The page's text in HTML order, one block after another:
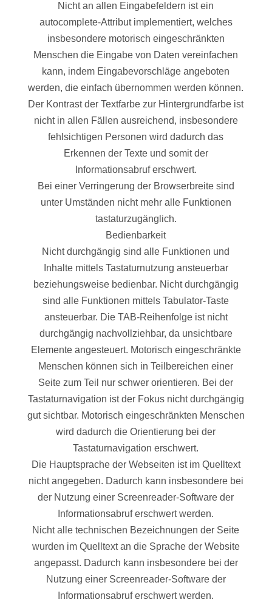
Nicht an allen Eingabefeldern ist ein
autocomplete-Attribut implementiert, welches
insbesondere motorisch eingeschränkten
Menschen die Eingabe von Daten vereinfachen
kann, indem Eingabevorschläge angeboten
werden, die einfach übernommen werden können.
Der Kontrast der Textfarbe zur Hintergrundfarbe ist
nicht in allen Fällen ausreichend, insbesondere
fehlsichtigen Personen wird dadurch das
Erkennen der Texte und somit der
Informationsabruf erschwert.
Bei einer Verringerung der Browserbreite sind
unter Umständen nicht mehr alle Funktionen
tastaturzugänglich.
Bedienbarkeit
Nicht durchgängig sind alle Funktionen und
Inhalte mittels Tastaturnutzung ansteuerbar
beziehungsweise bedienbar. Nicht durchgängig
sind alle Funktionen mittels Tabulator-Taste
ansteuerbar. Die TAB-Reihenfolge ist nicht
durchgängig nachvollziehbar, da unsichtbare
Elemente angesteuert. Motorisch eingeschränkte
Menschen können sich in Teilbereichen einer
Seite zum Teil nur schwer orientieren. Bei der
Tastaturnavigation ist der Fokus nicht durchgängig
gut sichtbar. Motorisch eingeschränkten Menschen
wird dadurch die Orientierung bei der
Tastaturnavigation erschwert.
Die Hauptsprache der Webseiten ist im Quelltext
nicht angegeben. Dadurch kann insbesondere bei
der Nutzung einer Screenreader-Software der
Informationsabruf erschwert werden.
Nicht alle technischen Bezeichnungen der Seite
wurden im Quelltext an die Sprache der Website
angepasst. Dadurch kann insbesondere bei der
Nutzung einer Screenreader-Software der
Informationsabruf erschwert werden.